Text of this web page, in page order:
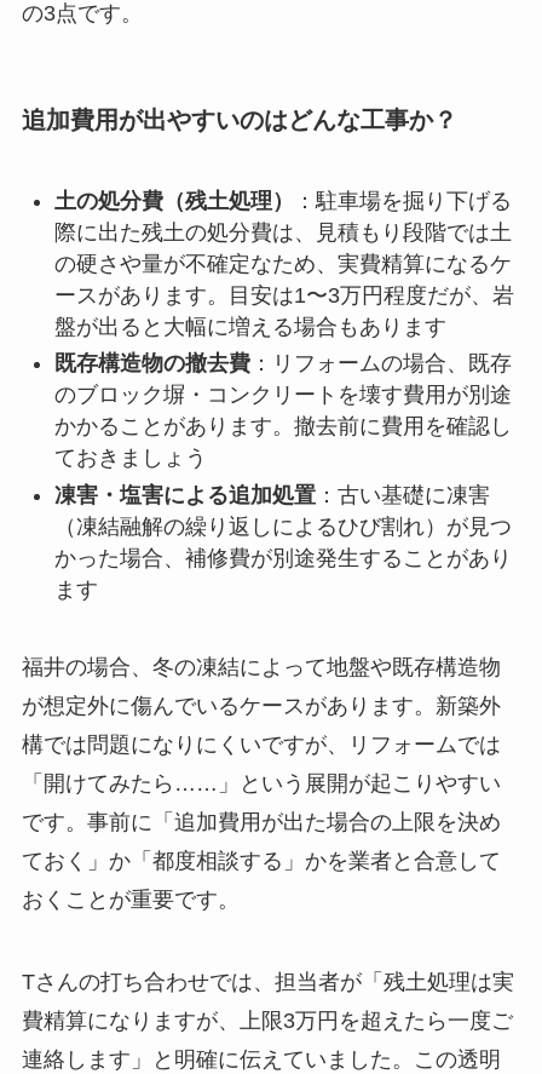
の3点です。
追加費用が出やすいのはどんな工事か？
土の処分費（残土処理）
：駐車場を掘り下げる
際に出た残土の処分費は、見積もり段階では土
の硬さや量が不確定なため、実費精算になるケ
ースがあります。目安は1〜3万円程度だが、岩
盤が出ると大幅に増える場合もあります
既存構造物の撤去費：リフォームの場合、既存
のブロック塀・コンクリートを壊す費用が別途
かかることがあります。撤去前に費用を確認し
ておきましょう
凍害・塩害による追加処置：古い基礎に凍害
（凍結融解の繰り返しによるひび割れ）が見つ
かった場合、補修費が別途発生することがあり
ます
福井の場合、冬の凍結によって地盤や既存構造物
が想定外に傷んでいるケースがあります。新築外
構では問題になりにくいですが、リフォームでは
「開けてみたら……」という展開が起こりやすい
です。事前に「追加費用が出た場合の上限を決め
ておく」か「都度相談する」かを業者と合意して
おくことが重要です。
Tさんの打ち合わせでは、担当者が「残土処理は実
費精算になりますが、上限3万円を超えたら一度ご
連絡します」と明確に伝えていました。この透明